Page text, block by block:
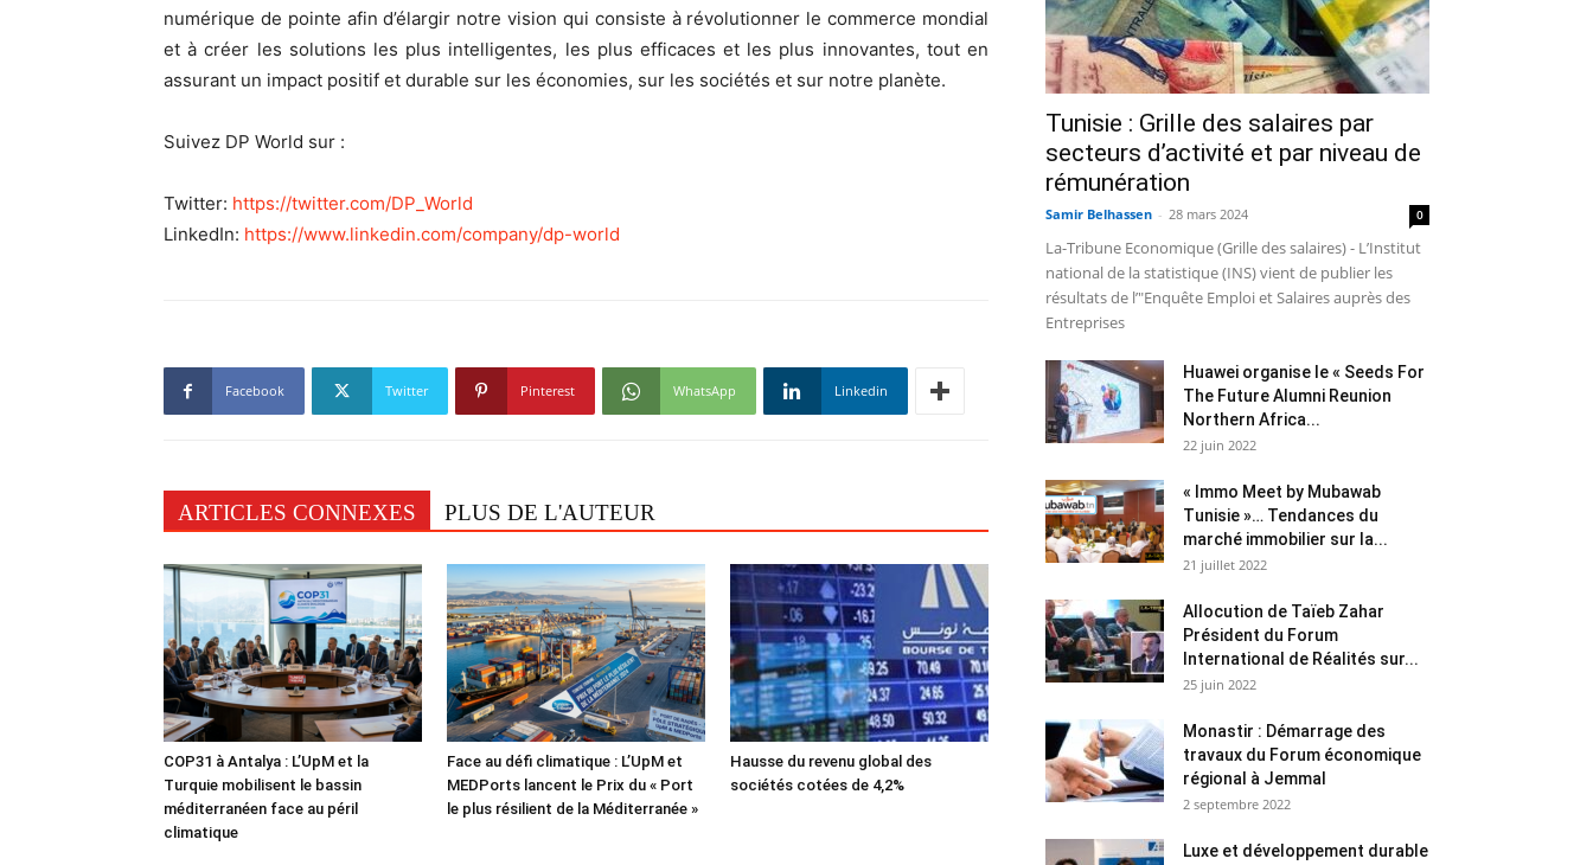
numérique de pointe afin d’élargir notre vision qui consiste à révolutionner le commerce mondial
et à créer les solutions les plus intelligentes, les plus efficaces et les plus innovantes, tout en
assurant un impact positif et durable sur les économies, sur les sociétés et sur notre planète.
Suivez DP World sur :
Twitter: https://twitter.com/DP_World
LinkedIn: https://www.linkedin.com/company/dp-world
Facebook Twitter Pinterest WhatsApp Linkedin
ARTICLES CONNEXES PLUS DE L'AUTEUR
COP31 à Antalya : L’UpM et la
Turquie mobilisent le bassin
méditerranéen face au péril
climatique
Face au défi climatique : L’UpM et
MEDPorts lancent le Prix du « Port
le plus résilient de la Méditerranée »
Hausse du revenu global des
sociétés cotées de 4,2%
Tunisie : Grille des salaires par
secteurs d’activité et par niveau de
rémunération
Samir Belhassen - 28 mars 2024 0
La-Tribune Economique (Grille des salaires) - L’Institut
national de la statistique (INS) vient de publier les
résultats de l’"Enquête Emploi et Salaires auprès des
Entreprises
Huawei organise le « Seeds For
The Future Alumni Reunion
Northern Africa...
22 juin 2022
« Immo Meet by Mubawab
Tunisie »… Tendances du
marché immobilier sur la...
21 juillet 2022
Allocution de Taïeb Zahar
Président du Forum
International de Réalités sur...
25 juin 2022
Monastir : Démarrage des
travaux du Forum économique
régional à Jemmal
2 septembre 2022
Luxe et développement durable